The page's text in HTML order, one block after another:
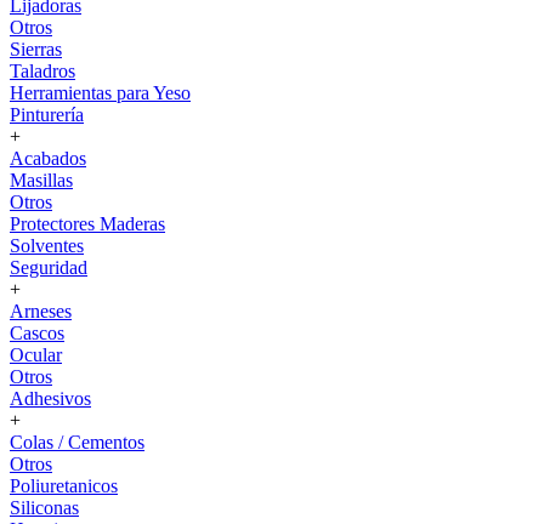
Lijadoras
Otros
Sierras
Taladros
Herramientas para Yeso
Pinturería
+
Acabados
Masillas
Otros
Protectores Maderas
Solventes
Seguridad
+
Arneses
Cascos
Ocular
Otros
Adhesivos
+
Colas / Cementos
Otros
Poliuretanicos
Siliconas